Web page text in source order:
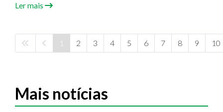
necessidades de formação das comunidades
futuras ações de capacitação do projeto.
Ler mais
1 2 3 4 5 6 7 8 9 10
Mais notícias